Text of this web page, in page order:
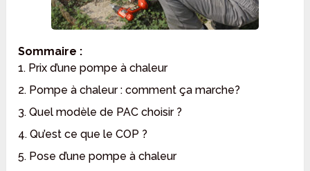
Sommaire :
1. Prix d’une pompe à chaleur
2. Pompe à chaleur : comment ça marche?
3. Quel modèle de PAC choisir ?
4. Qu’est ce que le COP ?
5. Pose d’une pompe à chaleur